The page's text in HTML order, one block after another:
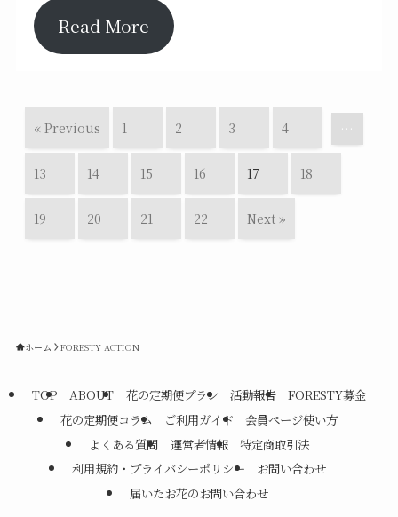
Read More
« Previous 1 2 3 4 …
13 14 15 16 17 18
19 20 21 22 Next »
ホーム FORESTY ACTION
TOP ABOUT 花の定期便プラン 活動報告
FORESTY募金
花の定期便コラム
ご利用ガイド
会員ページ使い方
よくある質問
運営者情報
特定商取引法
利用規約・プライバシーポリシー
お問い合わせ
届いたお花のお問い合わせ